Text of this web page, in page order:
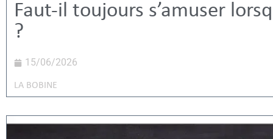
Faut-il toujours s’amuser
?
15/06/2026
LA BOBINE